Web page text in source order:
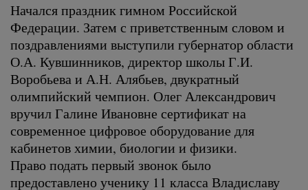
Начался праздник гимном Российской
Федерации. Затем с приветственным словом и
поздравлениями выступили губернатор области
О.А. Кувшинников, директор школы Г.И.
Воробьева и А.Н. Алябьев, двукратный
олимпийский чемпион. Олег Александрович
вручил Галине Ивановне сертификат на
современное цифровое оборудование для
кабинетов химии, биологии и физики.
Право подать первый звонок было
предоставлено ученику 11 класса Владиславу